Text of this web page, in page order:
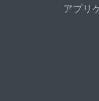
アプリ